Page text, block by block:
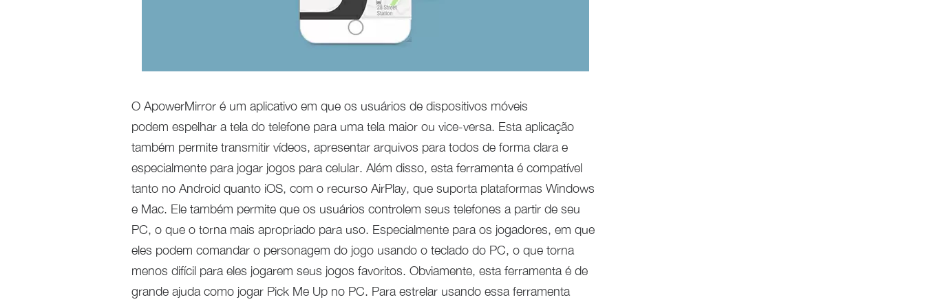
O ApowerMirror é um aplicativo em que os usuários de dispositivos móveis
podem espelhar a tela do telefone para uma tela maior ou vice-versa. Esta aplicação
também permite transmitir vídeos, apresentar arquivos para todos de forma clara e
especialmente para jogar jogos para celular. Além disso, esta ferramenta é compatível
tanto no Android quanto iOS, com o recurso AirPlay, que suporta plataformas Windows
e Mac. Ele também permite que os usuários controlem seus telefones a partir de seu
PC, o que o torna mais apropriado para uso. Especialmente para os jogadores, em que
eles podem comandar o personagem do jogo usando o teclado do PC, o que torna
menos difícil para eles jogarem seus jogos favoritos. Obviamente, esta ferramenta é de
grande ajuda como jogar Pick Me Up no PC. Para estrelar usando essa ferramenta